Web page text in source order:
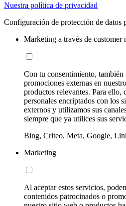
Nuestra política de privacidad
Configuración de protección de datos
Marketing a través de customer
Con tu consentimiento, también
promociones externas en
productos relevantes. Para ello,
personales encriptados con los
externos y utilizamos sus
siempre que ya utilices sus
Bing, Criteo, Meta, Google,
Marketing
Al aceptar estos servicios,
contenidos patrocinados o